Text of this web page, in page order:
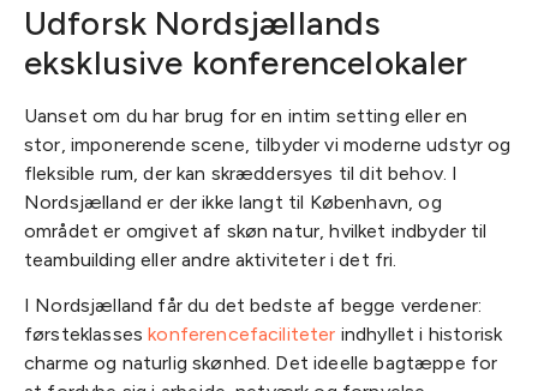
Udforsk Nordsjællands
eksklusive konferencelokaler
Uanset om du har brug for en intim setting eller en
stor, imponerende scene, tilbyder vi moderne udstyr og
fleksible rum, der kan skræddersyes til dit behov. I
Nordsjælland er der ikke langt til København, og
området er omgivet af skøn natur, hvilket indbyder til
teambuilding eller andre aktiviteter i det fri.
I Nordsjælland får du det bedste af begge verdener:
førsteklasseskonferencefaciliteter indhyllet i historisk
charme og naturlig skønhed. Det ideelle bagtæppe for